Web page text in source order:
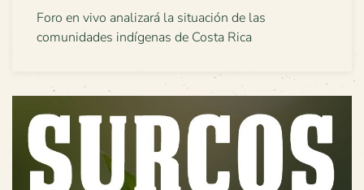
Foro en vivo analizará la situación de las
comunidades indígenas de Costa Rica